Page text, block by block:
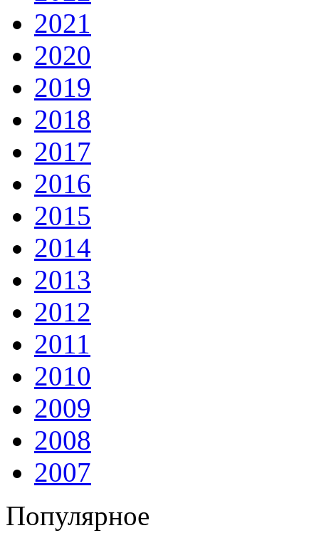
2021
2020
2019
2018
2017
2016
2015
2014
2013
2012
2011
2010
2009
2008
2007
Популярное